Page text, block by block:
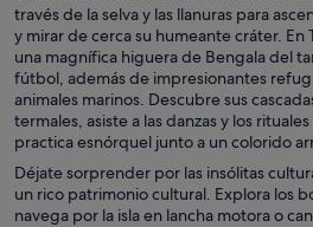
través de la selva y las llanuras para
y mirar de cerca su humeante cráter.
una magnífica higuera de Bengala del
fútbol, además de impresionantes
animales marinos. Descubre sus
termales, asiste a las danzas y los
practica esnórquel junto a un colorido
Déjate sorprender por las insólitas
un rico patrimonio cultural. Explora los
navega por la isla en lancha motora o